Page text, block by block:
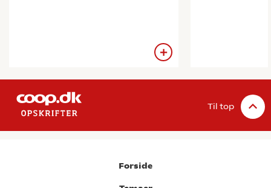
Til top
Forside